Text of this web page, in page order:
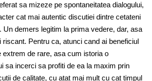
sa mizeze pe spontaneitatea dialogului,
cat mai autentic discutiei dintre cetateni
Un demers legitim la prima vedere, dar, asa
Pentru ca, atunci cand ai beneficiul
extrem de rare, asa cum istoria o
sa incerci sa profiti de ea la maxim prin
de calitate, cu atat mai mult cu cat timpul